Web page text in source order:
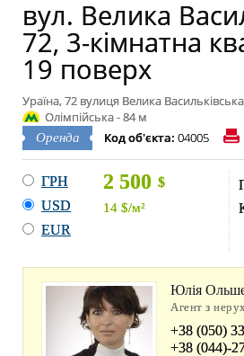
вул. Велика
72, 3-кімнатна
19 поверх
Ураїна, 72 вулиця Велика
Олімпійська - 84 м
Оренда Код об'єкта: 04005
ГРН
USD
EUR
2 500 $
14 $/м²
Юлія
Агент з
+38 (050)
+38 (044)-